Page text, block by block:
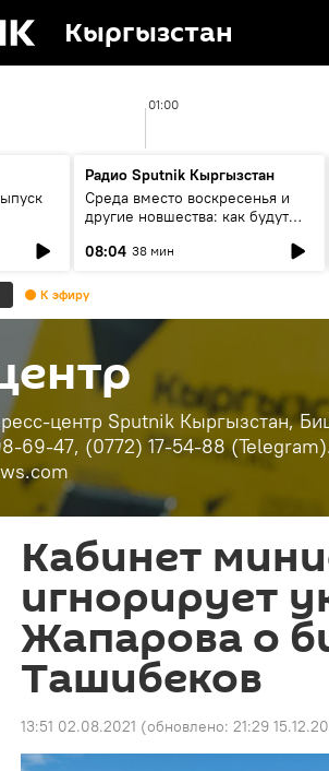
Кыргызстан
01:00
Радио Sputnik Кыргызстан
Среда вместо воскресенья и
другие новшества: как будут
08:04 38 мин
К эфиру
центр Sputnik Кыргызстан,
69-47, (0772) 17-54-88
Кабинет
игнорирует
Жапарова о
Ташибеков
13:51 02.08.2021 (обновлено: 21:29